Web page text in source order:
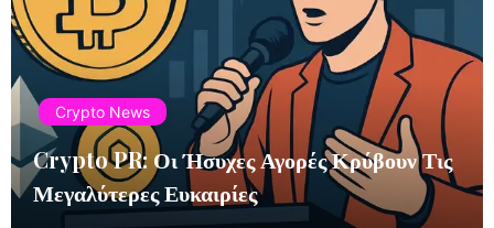
Crypto News
Crypto PR: Οι Ήσυχες Αγορές Κρύβουν Τις
Μεγαλύτερες Ευκαιρίες